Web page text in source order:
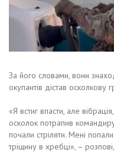
За його словами, вони
окупантів дістав осколкову
«Я встиг впасти, але
осколок потрапив
почали стріляти. Мені
тріщину в хребці», –